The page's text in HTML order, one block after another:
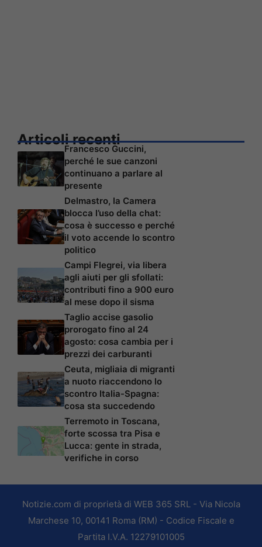
Articoli recenti
Francesco Guccini,
perché le sue canzoni
continuano a parlare al
presente
Delmastro, la Camera
blocca l’uso della chat:
cosa è successo e perché
il voto accende lo scontro
politico
Campi Flegrei, via libera
agli aiuti per gli sfollati:
contributi fino a 900 euro
al mese dopo il sisma
Taglio accise gasolio
prorogato fino al 24
agosto: cosa cambia per i
prezzi dei carburanti
Ceuta, migliaia di migranti
a nuoto riaccendono lo
scontro Italia-Spagna:
cosa sta succedendo
Terremoto in Toscana,
forte scossa tra Pisa e
Lucca: gente in strada,
verifiche in corso
Notizie.com di proprietà di WEB 365 SRL - Via Nicola
Marchese 10, 00141 Roma (RM) - Codice Fiscale e
Partita I.V.A. 12279101005